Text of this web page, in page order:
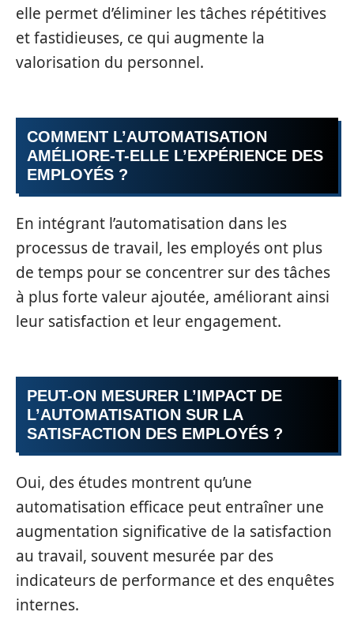
elle permet d’éliminer les tâches répétitives
et fastidieuses, ce qui augmente la
valorisation du personnel.
COMMENT L’AUTOMATISATION
AMÉLIORE-T-ELLE L’EXPÉRIENCE DES
EMPLOYÉS ?
En intégrant l’automatisation dans les
processus de travail, les employés ont plus
de temps pour se concentrer sur des tâches
à plus forte valeur ajoutée, améliorant ainsi
leur satisfaction et leur engagement.
PEUT-ON MESURER L’IMPACT DE
L’AUTOMATISATION SUR LA
SATISFACTION DES EMPLOYÉS ?
Oui, des études montrent qu’une
automatisation efficace peut entraîner une
augmentation significative de la satisfaction
au travail, souvent mesurée par des
indicateurs de performance et des enquêtes
internes.